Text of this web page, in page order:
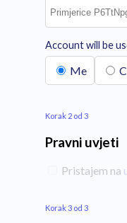
Account will be
Me
Korak 2 od 3
Pravni uvjeti
Pristajem na
Korak 3 od 3